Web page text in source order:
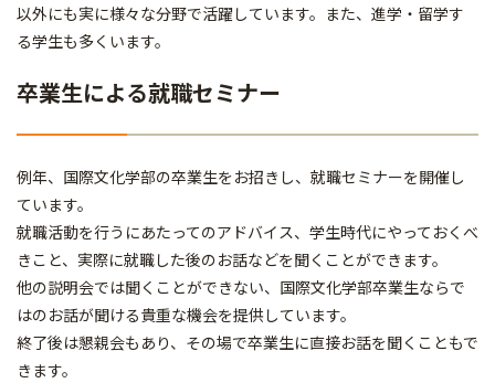
以外にも実に様々な分野で活躍しています。また、進学・留学す
る学生も多くいます。
卒業生による就職セミナー
例年、国際文化学部の卒業生をお招きし、就職セミナーを開催し
ています。
就職活動を行うにあたってのアドバイス、学生時代にやっておくべ
きこと、実際に就職した後のお話などを聞くことができます。
他の説明会では聞くことができない、国際文化学部卒業生ならで
はのお話が聞ける貴重な機会を提供しています。
終了後は懇親会もあり、その場で卒業生に直接お話を聞くこともで
きます。